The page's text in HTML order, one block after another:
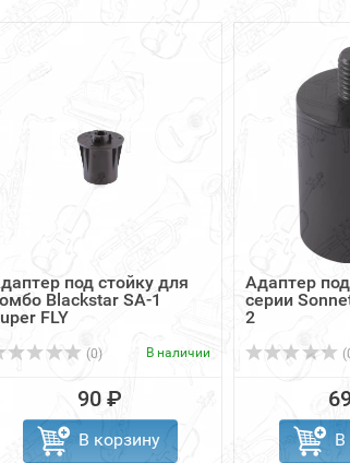
под стойку для
Blackstar SA-1
FLY
(0) В наличии
90 ₽
В корзину
Адаптер
серии
2
В